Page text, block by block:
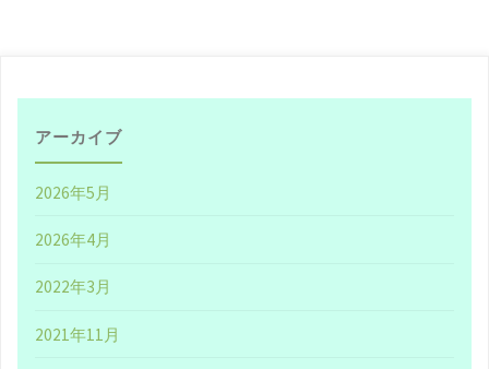
アーカイブ
2026年5月
2026年4月
2022年3月
2021年11月